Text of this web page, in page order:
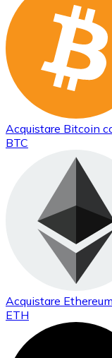
Acquistare Bitcoin
BTC
Acquistare Ethereum
ETH